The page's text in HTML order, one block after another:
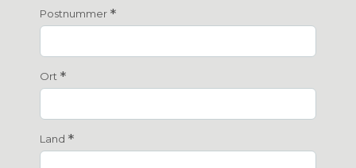
Postnummer *
Ort *
Land *